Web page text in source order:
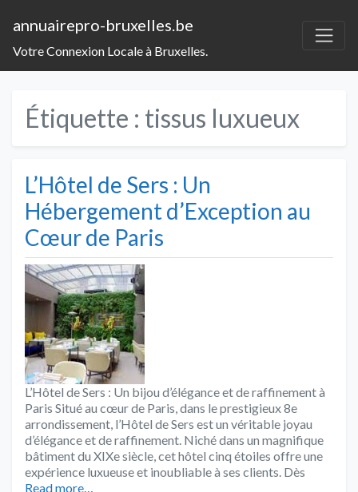
annuairepro-bruxelles.be
Votre Connexion Locale à Bruxelles.
Étiquette : tissus luxueux
L’Hôtel de Sers : Un
Hébergement d’Exception au
Cœur de Paris
L’Hôtel de Sers : Un bijou d’élégance et de raffinement à
Paris Situé au cœur de Paris, dans le prestigieux 8e
arrondissement, l’Hôtel de Sers est un véritable joyau
d’élégance et de raffinement. Niché dans un magnifique
bâtiment du XIXe siècle, cet hôtel cinq étoiles offre une
expérience luxueuse et inoubliable à ses clients. Dès
Read more…